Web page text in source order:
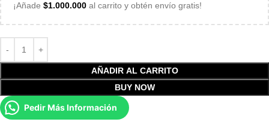
¡Añade $1.000.000 al carrito y obtén envío gratis!
AÑADIR AL CARRITO
BUY NOW
Pedir Más Información